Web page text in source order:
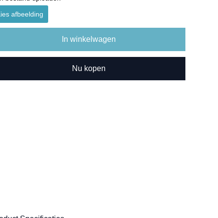
afbeelding
In winkelwagen
Nu kopen